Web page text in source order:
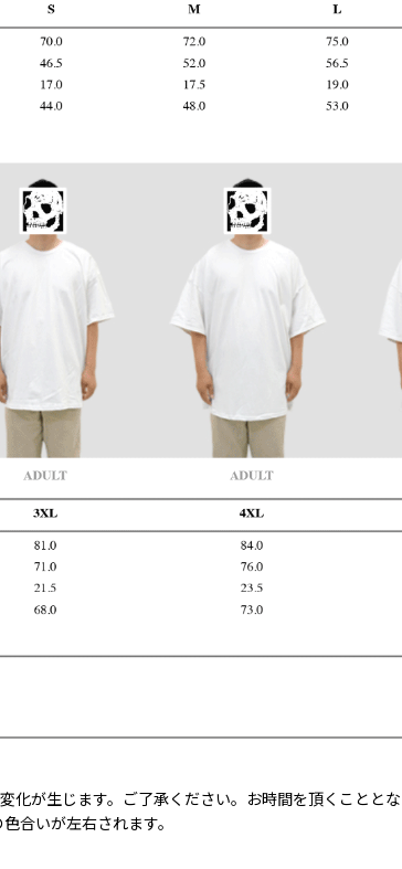
が生じます。ご了承ください。お時間を頂くことと
合いが左右されます。